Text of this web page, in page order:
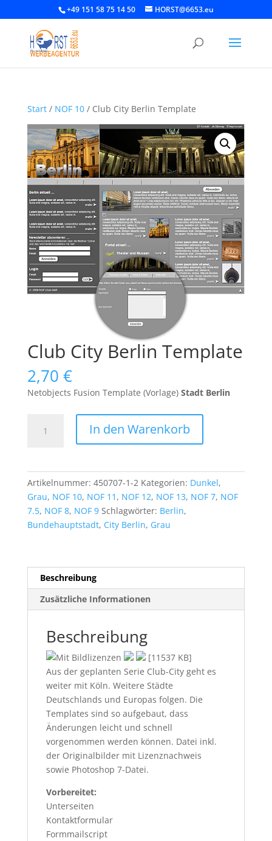
+49 151 58 75 14 50 HORST@6653.eu
Start/ NOF 10/ Club City Berlin Template
Club City Berlin Template
2,70 €
Netobjects Fusion Template (Vorlage) Stadt Berlin
Menge
In den Warenkorb
Artikelnummer: 450707-1-2 Kategorien: Dunkel,
Grau, NOF 10, NOF 11 , NOF 12, NOF 13, NOF 7, NOF
7.5, NOF 8, NOF 9 Schlagwörter: Berlin,
Bundehauptstadt, City Berlin, Grau
Beschreibung
Zusätzliche Informationen
Beschreibung
[11537 KB]
Aus der geplanten Serie Club-City geht es
weiter mit Köln. Weitere Städte
Deutschlands und Europas folgen. Die
Templates sind so aufgebaut, dass
Änderungen leicht und schnell
vorgenommen werden können. Datei inkl.
der Originalbilder mit Lizenznachweis
sowie Photoshop 7-Datei.
Vorbereitet:
Unterseiten
Kontaktformular
Formmailscript